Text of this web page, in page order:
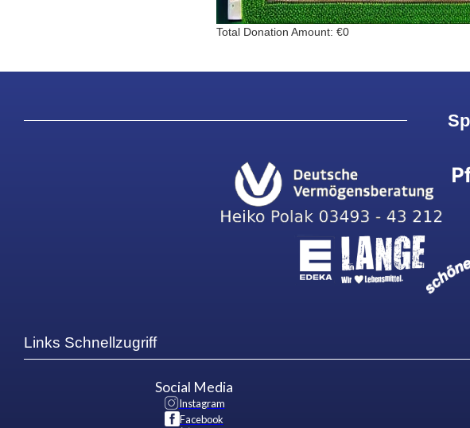
Total Donation Amount: €0
Links Schnellzugriff
Social Media
Instagram
Facebook